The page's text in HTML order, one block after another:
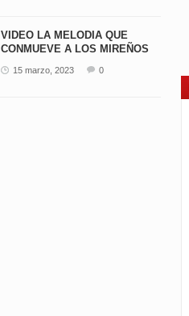
VIDEO LA MELODIA QUE
CONMUEVE A LOS MIREÑOS
15 marzo, 2023 0